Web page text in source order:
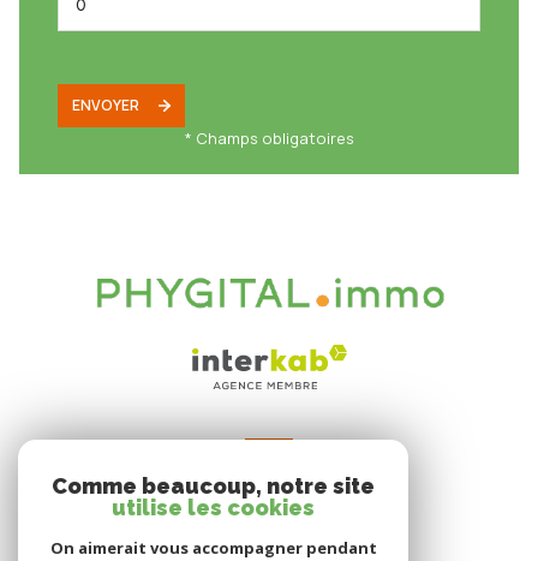
ENVOYER
* Champs obligatoires
Espace propriétaire
Comme beaucoup, notre site
utilise les cookies
On aimerait vous accompagner pendant